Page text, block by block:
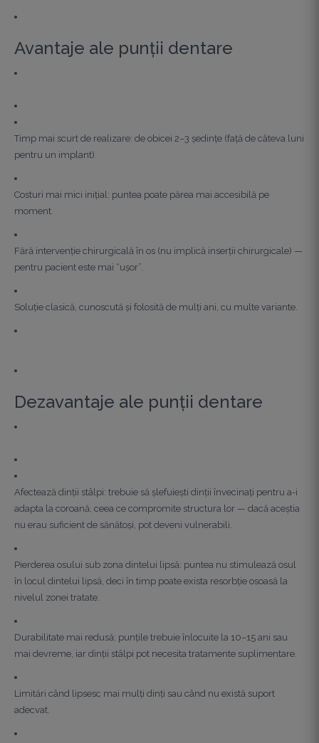
Avantaje ale punții dentare
Timp mai scurt de realizare: de obicei 2–3 ședințe (față de câteva luni
pentru un implant).
Costuri mai mici inițial: puntea poate părea mai accesibilă pe
moment.
Fără intervenție chirurgicală în os (nu implică inserții chirurgicale) —
pentru pacient este mai “ușor”.
Soluție clasică, cunoscută și folosită de mulți ani, cu multe variante.
Dezavantaje ale punții dentare
Afectează dinții stâlpi: trebuie să șlefuiești dinții învecinați pentru a-i
adapta la coroană, ceea ce compromite structura lor — dacă aceștia
nu erau suficient de sănătoși, pot deveni vulnerabili.
Pierderea osului sub zona dintelui lipsă: puntea nu stimulează osul
în locul dintelui lipsă, deci în timp poate exista resorbție osoasă la
nivelul zonei tratate.
Durabilitate mai redusă: punțile trebuie înlocuite la 10–15 ani sau
mai devreme, iar dinții stâlpi pot necesita tratamente suplimentare.
Limitări când lipsesc mai mulți dinți sau când nu există suport
adecvat.